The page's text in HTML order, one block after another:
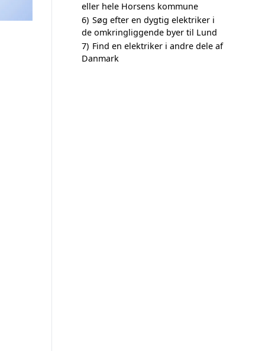
eller hele Horsens kommune
6) Søg efter en dygtig elektriker i
de omkringliggende byer til Lund
7) Find en elektriker i andre dele af
Danmark